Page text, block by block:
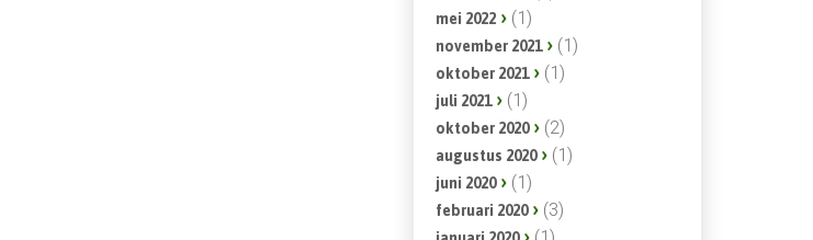
mei 2022 (1)
november 2021 (1)
oktober 2021 (1)
juli 2021 (1)
oktober 2020 (2)
augustus 2020 (1)
juni 2020 (1)
februari 2020 (3)